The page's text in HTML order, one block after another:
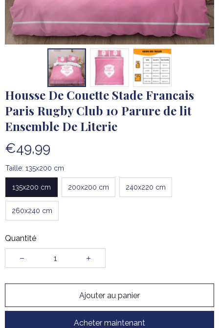
Housse De Couette Stade Francais
Paris Rugby Club 10 Parure de lit
Ensemble De Literie
€49,99
Taille: 135x200 cm
135x200 cm 200x200 cm 240x220 cm
260x240 cm
Quantité
Ajouter au panier
Acheter maintenant